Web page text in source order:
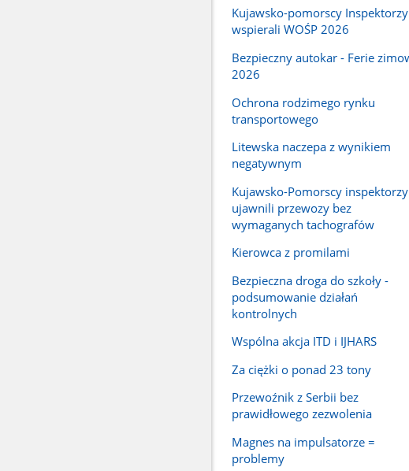
Kujawsko-pomorscy Inspektorzy
wspierali WOŚP 2026
Bezpieczny autokar - Ferie
2026
Ochrona rodzimego rynku
transportowego
Litewska naczepa z wynikiem
negatywnym
Kujawsko-Pomorscy inspektorzy
ujawnili przewozy bez
wymaganych tachografów
Kierowca z promilami
Bezpieczna droga do szkoły -
podsumowanie działań
kontrolnych
Wspólna akcja ITD i IJHARS
Za ciężki o ponad 23 tony
Przewoźnik z Serbii bez
prawidłowego zezwolenia
Magnes na impulsatorze =
problemy